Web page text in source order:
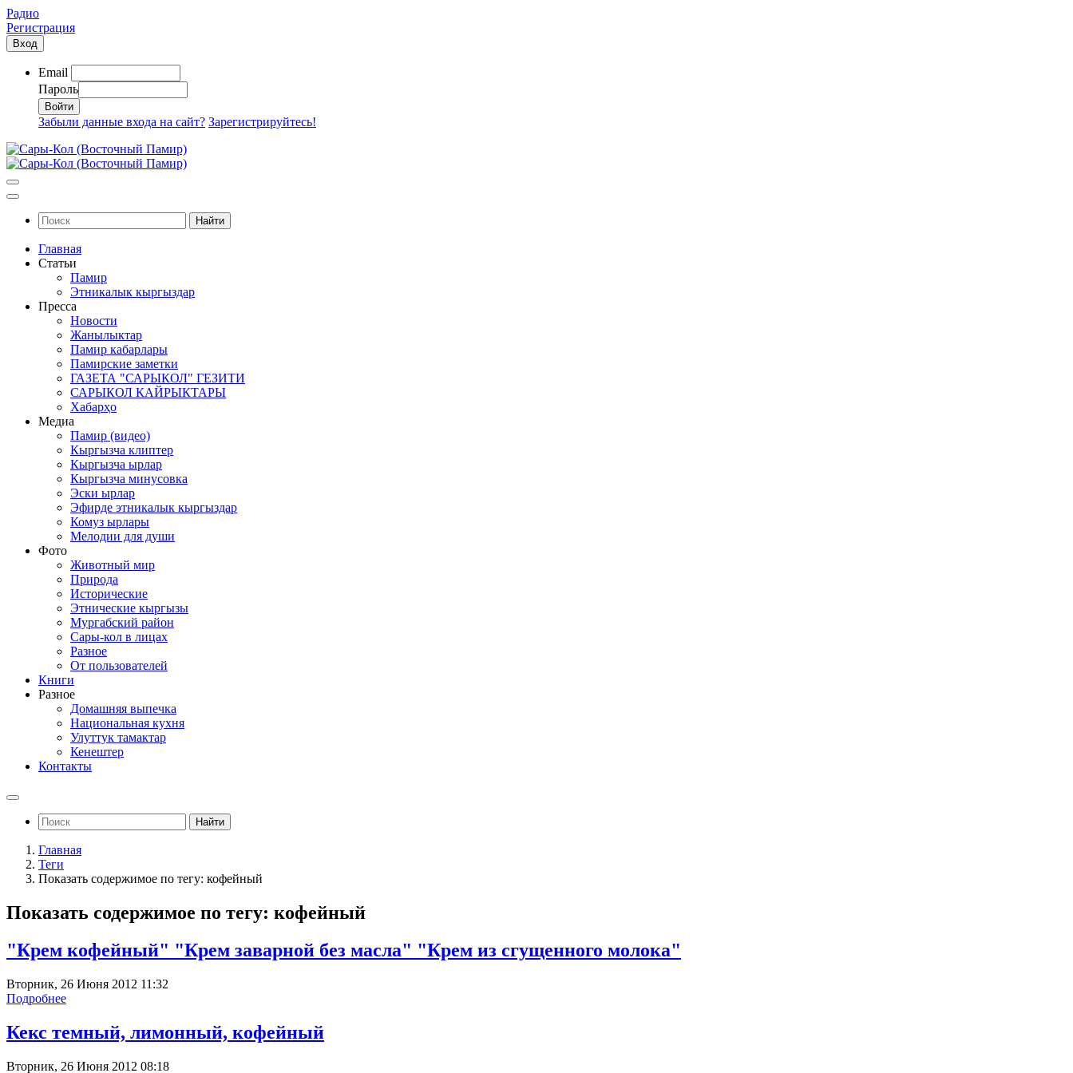
Радио
Регистрация
Вход
Email
Пароль
Забыли данные входа на сайт? Зарегистрируйтесь!
Найти
Главная
Статьи
Памир
Этникалык кыргыздар
Пресса
Новости
Жанылыктар
Памир кабарлары
Памирские заметки
ГАЗЕТА "САРЫКОЛ" ГЕЗИТИ
САРЫКОЛ КАЙРЫКТАРЫ
Хабарҳо
Медиа
Памир (видео)
Кыргызча клиптер
Кыргызча ырлар
Кыргызча минусовка
Эски ырлар
Эфирде этникалык кыргыздар
Комуз ырлары
Мелодии для души
Фото
Животный мир
Природа
Исторические
Этнические кыргызы
Мургабский район
Сары-кол в лицах
Разное
От пользователей
Книги
Разное
Домашняя выпечка
Национальная кухня
Улуттук тамактар
Кенештер
Контакты
Найти
Главная
Теги
Показать содержимое по тегу: кофейный
Показать содержимое по тегу: кофейный
"Крем кофейный" "Крем заварной без масла" "Крем из сгущенного молока"
Вторник, 26 Июня 2012 11:32
Подробнее
Кекс темный, лимонный, кофейный
Вторник, 26 Июня 2012 08:18